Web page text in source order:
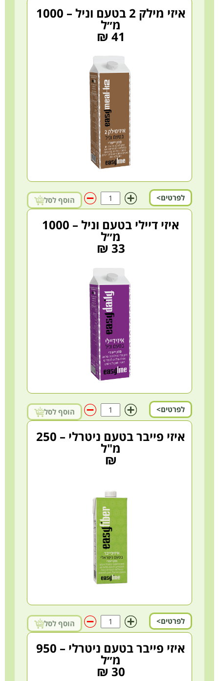
איזי מילק 2 בטעם וניל – 1000
מ״ל
41 ₪
לפרטים> הוסף לסל
איזי דיילי בטעם וניל – 1000
מ״ל
33 ₪
לפרטים> הוסף לסל
איזי פייבר בטעם ניטרלי – 250
מ"ל
₪
לפרטים> הוסף לסל
איזי פייבר בטעם ניטרלי – 950
מ״ל
30 ₪